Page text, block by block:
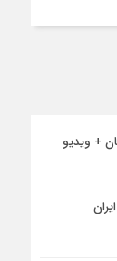
+ ویدیو